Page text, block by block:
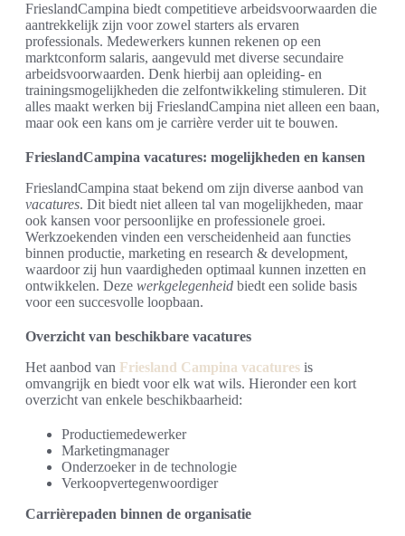
FrieslandCampina biedt competitieve arbeidsvoorwaarden die
aantrekkelijk zijn voor zowel starters als ervaren
professionals. Medewerkers kunnen rekenen op een
marktconform salaris, aangevuld met diverse secundaire
arbeidsvoorwaarden. Denk hierbij aan opleiding- en
trainingsmogelijkheden die zelfontwikkeling stimuleren. Dit
alles maakt werken bij FrieslandCampina niet alleen een baan,
maar ook een kans om je carrière verder uit te bouwen.
FrieslandCampina vacatures: mogelijkheden en kansen
FrieslandCampina staat bekend om zijn diverse aanbod van
vacatures. Dit biedt niet alleen tal van mogelijkheden, maar
ook kansen voor persoonlijke en professionele groei.
Werkzoekenden vinden een verscheidenheid aan functies
binnen productie, marketing en research & development,
waardoor zij hun vaardigheden optimaal kunnen inzetten en
ontwikkelen. Deze werkgelegenheid biedt een solide basis
voor een succesvolle loopbaan.
Overzicht van beschikbare vacatures
Het aanbod van Friesland Campina vacatures is
omvangrijk en biedt voor elk wat wils. Hieronder een kort
overzicht van enkele beschikbaarheid:
Productiemedewerker
Marketingmanager
Onderzoeker in de technologie
Verkoopvertegenwoordiger
Carrièrepaden binnen de organisatie